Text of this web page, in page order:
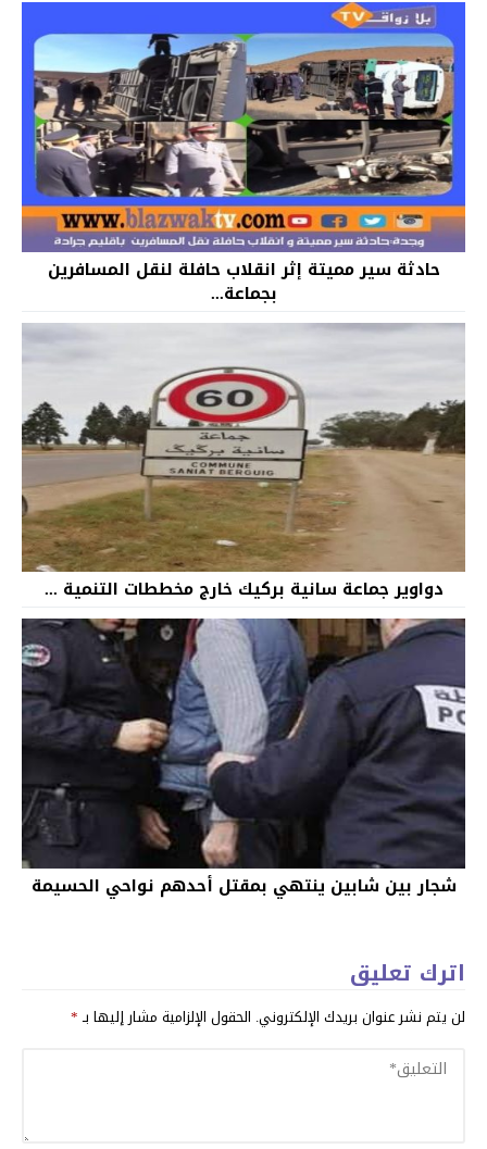
حادثة سير مميتة إثر انقلاب حافلة لنقل المسافرين
بجماعة...
دواوير جماعة سانية بركيك خارج مخططات التنمية ...
شجار بين شابين ينتهي بمقتل أحدهم نواحي الحسيمة
اترك تعليق
لن يتم نشر عنوان بريدك الإلكتروني. الحقول الإلزامية مشار إليها بـ*